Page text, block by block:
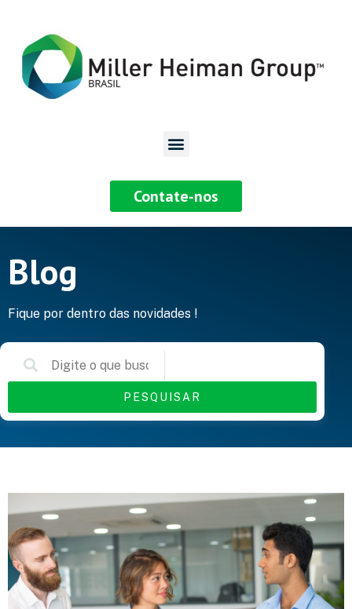
Contate-nos
Blog
Fique por dentro das novidades !
PESQUISAR